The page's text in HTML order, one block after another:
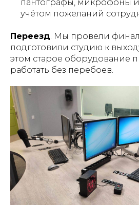
пантографы, микрофоны
учётом пожеланий
Переезд. Мы провели
подготовили студию к
этом старое оборудование
работать без перебоев.